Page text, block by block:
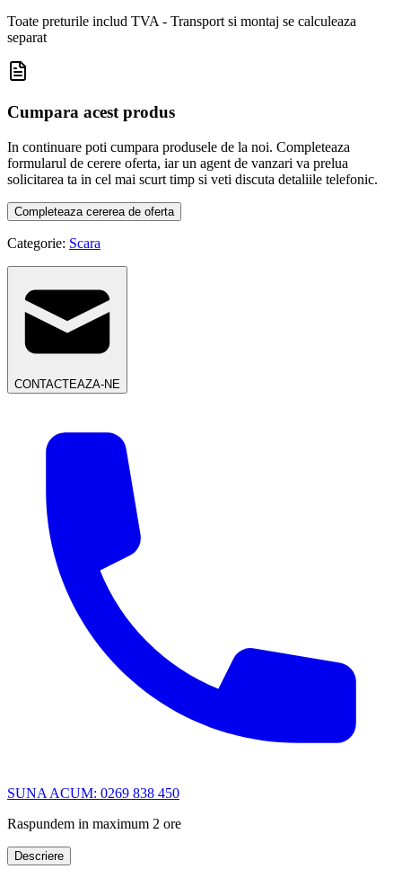
Toate preturile includ TVA - Transport si montaj se calculeaza
separat
Cumpara acest produs
In continuare poti cumpara produsele de la noi. Completeaza
formularul de cerere oferta, iar un agent de vanzari va prelua
solicitarea ta in cel mai scurt timp si veti discuta detaliile telefonic.
Completeaza cererea de oferta
Categorie: Scara
CONTACTEAZA-NE
SUNA ACUM: 0269 838 450
Raspundem in maximum 2 ore
Descriere